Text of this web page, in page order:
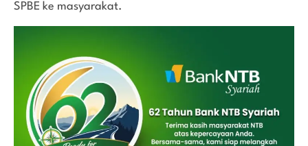
SPBE ke masyarakat.